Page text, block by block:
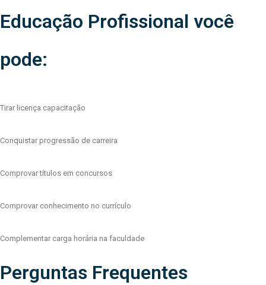
Educação Profissional você
pode:
Tirar licença capacitação
Conquistar progressão de carreira
Comprovar títulos em concursos
Comprovar conhecimento no currículo
Complementar carga horária na faculdade
Perguntas Frequentes